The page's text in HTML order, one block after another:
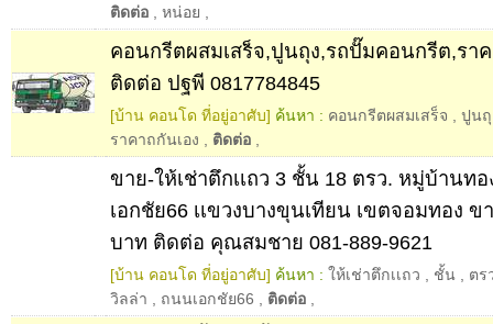
ติดต่อ
หน่อย
คอนกรีตผสมเสร็จ,ปูนถุง,รถปั๊มคอนกรีต,ราค
ติดต่อ ปฐพี 0817784845
[บ้าน คอนโด ที่อยู่อาศับ] ค้นหา : คอนกรีตผสมเสร็จ
ปูนถุ
ราคาถกันเอง
ติดต่อ
ขาย-ให้เช่าตึกเเถว 3 ชั้น 18 ตรว. หมู่บ้านท
เอกชัย66 เเขวงบางขุนเทียน เขตจอมทอง ข
บาท ติดต่อ คุณสมชาย 081-889-9621
[บ้าน คอนโด ที่อยู่อาศับ] ค้นหา : ให้เช่าตึกเเถว ชั้น
ตร
วิลล่า
ถนนเอกชัย66 ติดต่อ